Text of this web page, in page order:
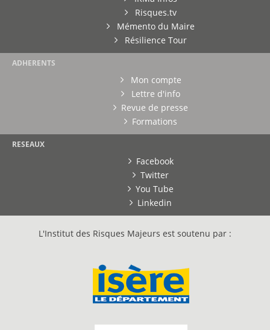
Risques.tv
Mémento du Maire
Résilience Tour
ADHERENTS
Mon compte
Lettre d'info
Revue de presse
Formations
RESEAUX
Facebook
Twitter
You Tube
Linkedin
L'Institut des Risques Majeurs est soutenu par :